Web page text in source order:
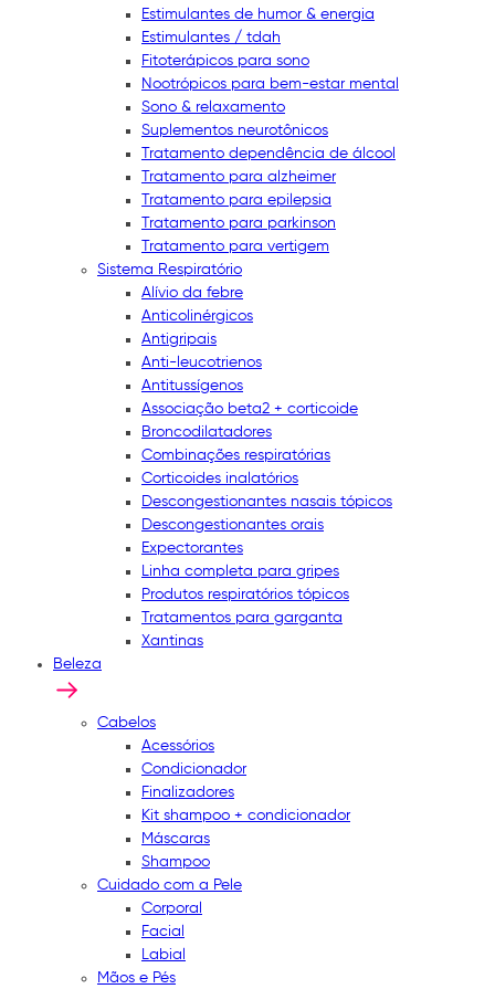
Estimulantes de humor & energia
Estimulantes / tdah
Fitoterápicos para sono
Nootrópicos para bem-estar mental
Sono & relaxamento
Suplementos neurotônicos
Tratamento dependência de álcool
Tratamento para alzheimer
Tratamento para epilepsia
Tratamento para parkinson
Tratamento para vertigem
Sistema Respiratório
Alívio da febre
Anticolinérgicos
Antigripais
Anti-leucotrienos
Antitussígenos
Associação beta2 + corticoide
Broncodilatadores
Combinações respiratórias
Corticoides inalatórios
Descongestionantes nasais tópicos
Descongestionantes orais
Expectorantes
Linha completa para gripes
Produtos respiratórios tópicos
Tratamentos para garganta
Xantinas
Beleza
Cabelos
Acessórios
Condicionador
Finalizadores
Kit shampoo + condicionador
Máscaras
Shampoo
Cuidado com a Pele
Corporal
Facial
Labial
Mãos e Pés